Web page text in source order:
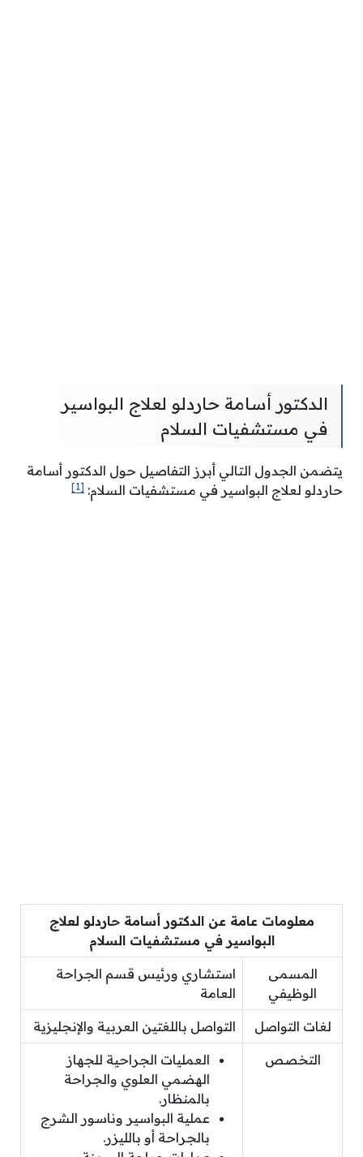
الدكتور أسامة حاردلو لعلاج البواسير
في مستشفيات السلام
يتضمن الجدول التالي أبرز التفاصيل حول الدكتور أسامة
حاردلو لعلاج البواسير في مستشفيات السلام: [1]
معلومات عامة عن الدكتور أسامة حاردلو لعلاج
البواسير في مستشفيات السلام
المسمى
الوظيفي
استشاري ورئيس قسم الجراحة
العامة
لغات التواصل التواصل باللغتين العربية والإنجليزية
التخصص
العمليات الجراحية للجهاز
الهضمي العلوي والجراحة
بالمنظار.
عملية البواسير وناسور الشرج
بالجراحة أو بالليزر.